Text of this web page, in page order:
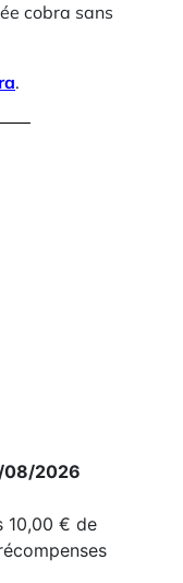
cobra sans
.
08/2026
10,00 € de